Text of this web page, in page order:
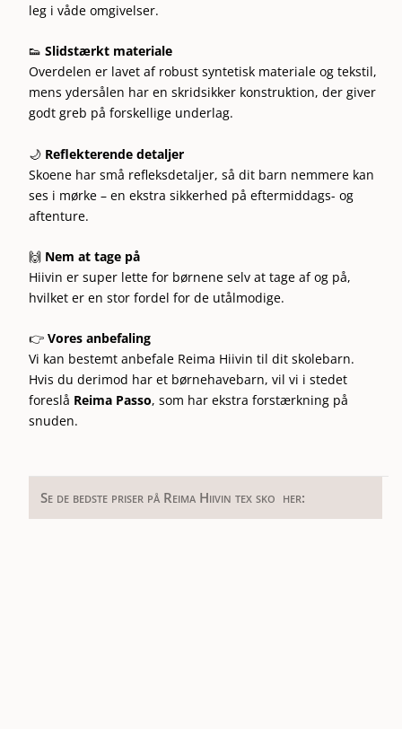
leg i våde omgivelser.
👟Slidstærkt materiale
Overdelen er lavet af robust syntetisk materiale og tekstil,
mens ydersålen har en skridsikker konstruktion, der giver
godt greb på forskellige underlag.
🌙 Reflekterende detaljer
Skoene har små refleksdetaljer, så dit barn nemmere kan
ses i mørke – en ekstra sikkerhed på eftermiddags- og
aftenture.
🙌 Nem at tage på
Hiivin er super lette for børnene selv at tage af og på,
hvilket er en stor fordel for de utålmodige.
👉Vores anbefaling
Vi kan bestemt anbefale Reima Hiivin til dit skolebarn.
Hvis du derimod har et børnehavebarn, vil vi i stedet
foreslå Reima Passo, som har ekstra forstærkning på
snuden.
Se de bedste priser på Reima Hiivin tex sko her: